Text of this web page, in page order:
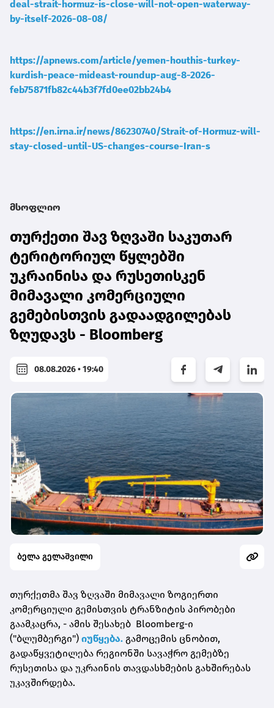
deal-strait-hormuz-is-close-will-not-open-waterway-
by-itself-2026-08-08/
https://apnews.com/article/yemen-houthis-turkey-
kurdish-peace-mideast-roundup-aug-8-2026-
feb75871fb82c44b3f7fd0ee02bb24b4
https://en.irna.ir/news/86230740/Strait-of-Hormuz-will-
stay-closed-until-US-changes-course-Iran-s
მსოფლიო
თურქეთი შავ ზღვაში საკუთარ
ტერიტორიულ წყლებში
უკრაინისა და რუსეთისკენ
მიმავალი კომერციული
გემებისთვის გადაადგილებას
ზღუდავს - Bloomberg
08.08.2026 • 19:40
ბელა გელაშვილი
თურქეთმა შავ ზღვაში მიმავალი ზოგიერთი
კომერციული გემისთვის ტრანზიტის პირობები
გაამკაცრა, - ამის შესახებ Bloomberg-ი
("ბლუმბერგი") იუწყება. გამოცემის ცნობით,
გადაწყვეტილება რეგიონში სავაჭრო გემებზე
რუსეთისა და უკრაინის თავდასხმების გახშირებას
უკავშირდება.